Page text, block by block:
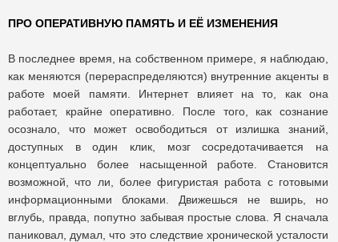
ПРО ОПЕРАТИВНУЮ ПАМЯТЬ И ЕЁ ИЗМЕНЕНИЯ
В последнее время, на собственном примере, я наблюдаю,
как меняются (перераспределяются) внутренние акценты в
работе моей памяти. Интернет влияет на то, как она
работает, крайне оперативно. После того, как сознание
осознало, что может освободиться от излишка знаний,
доступных в один клик, мозг сосредотачивается на
концептуально более насыщенной работе. Становится
возможной, что ли, более фигуристая работа с готовыми
информационными блоками. Движешься не вширь, но
вглубь, правда, попутно забывая простые слова. Я сначала
паниковал, думал, что это следствие хронической усталости